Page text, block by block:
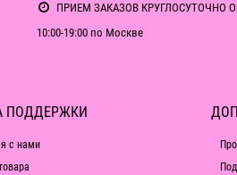
ПРИЕМ ЗАКАЗОВ КРУГЛОСУТОЧНО
10:00-19:00 по Москве
ПОДДЕРЖКИ
с нами